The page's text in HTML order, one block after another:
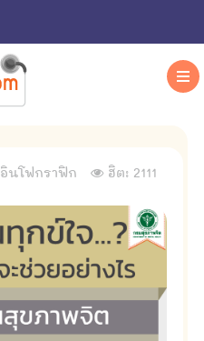
อินโฟกราฟิก ฮิต: 2111